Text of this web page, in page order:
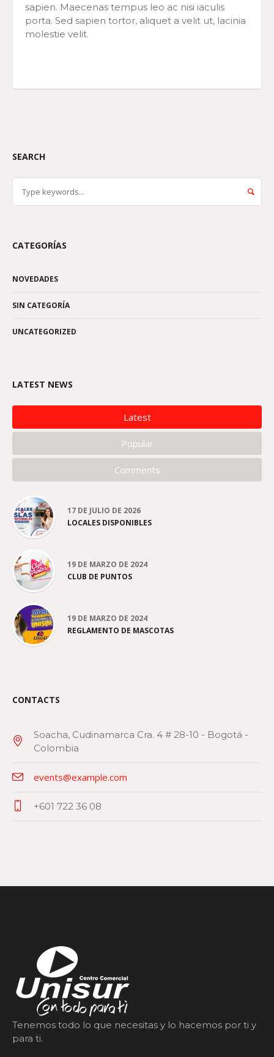
sapien. Maecenas tempus leo ac nisi iaculis
porta. Sed sapien tortor, aliquet a velit ut, lacinia
molestie velit.
SEARCH
CATEGORÍAS
NOVEDADES
SIN CATEGORÍA
UNCATEGORIZED
LATEST NEWS
Latest
Popular
Comments
17 DE JULIO DE 2026
LOCALES DISPONIBLES
19 DE MARZO DE 2024
CLUB DE PUNTOS
19 DE MARZO DE 2024
REGLAMENTO DE MASCOTAS
CONTACTS
Soacha, Cudinamarca Cra. 4 # 28-10 - Bogotá -
Colombia
events@example.com
+601 722 36 08
Tenemos todo lo que necesitas y lo hacemos por ti y
para ti.